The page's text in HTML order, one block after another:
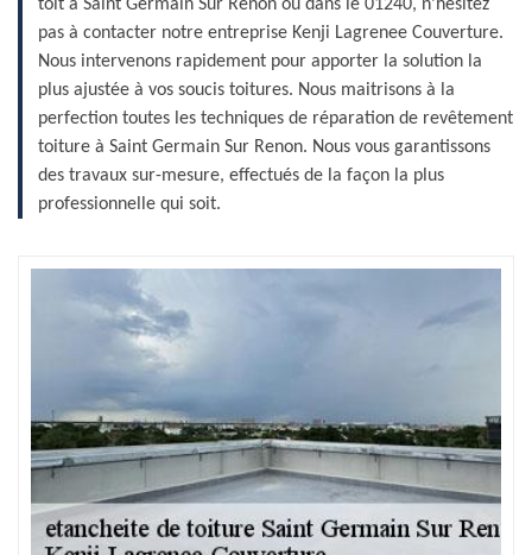
toit à Saint Germain Sur Renon ou dans le 01240, n’hésitez
pas à contacter notre entreprise Kenji Lagrenee Couverture.
Nous intervenons rapidement pour apporter la solution la
plus ajustée à vos soucis toitures. Nous maitrisons à la
perfection toutes les techniques de réparation de revêtement
toiture à Saint Germain Sur Renon. Nous vous garantissons
des travaux sur-mesure, effectués de la façon la plus
professionnelle qui soit.